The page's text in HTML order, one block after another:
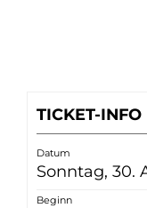
TICKET-INFO
Datum
Sonntag, 30.
Beginn